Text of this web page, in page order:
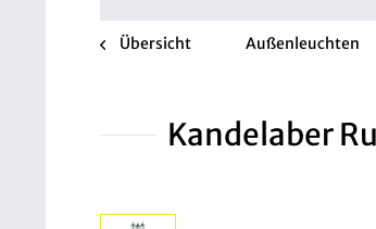
Übersicht Außenleuchten
Kandelaber